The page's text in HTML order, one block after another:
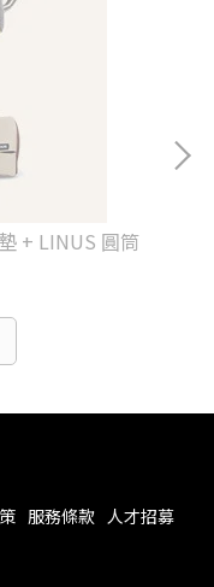
筒
服務條款 人才招募